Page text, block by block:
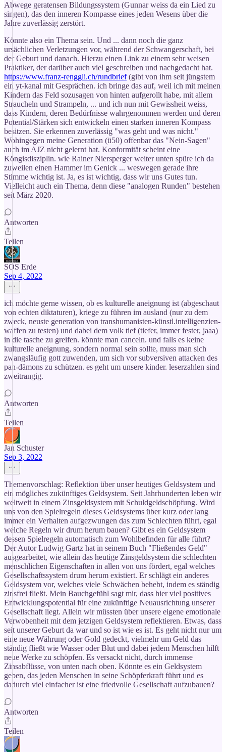
Abwege geratensen Bildungssystem (Gunnar weiss da ein Lied zu
singen), das den inneren Kompasse eines jeden Wesens über die
Jahre zuverlässig zerstört.
Könnte also ein Thema sein. Und ... dann noch die ganz
ursächlichen Verletzungen vor, während der Schwangerschaft, bei
der Geburt und danach. Hierzu einen Link zu einem sehr weisen
Praktiker, der darüber auch viel geschreiben und nachgedacht hat.
https://www.franz-renggli.ch/rundbrief(gibt von ihm seit jüngstem
ein yt-kanal mit Gesprächen. ich bringe das auf, weil ich mit meinen
Kindern das Feld sozusagen von hinten aufgerollt habe, mit allem
Straucheln und Strampeln, ... und ich nun mit Gewissheit weiss,
dass Kindern, deren Bedürfnisse wahrgenommen werden und deren
Potential/Stärken sich entwickeln einen starken inneren Kompass
besitzen. Sie erkennen zuverlässig "was geht und was nicht."
Wohingegen meine Generation (ü50) offenbar das "Nein-Sagen"
auch im AJZ nicht gelernt hat. Konformität scheint eine
Köngisdisziplin. wie Rainer Niersperger weiter unten spüre ich da
zuweilen einen Hammer im Genick ... weswegen gerade ihre
Stimme wichtig ist. Ja, es ist wichtig, dass wir uns Gutes tun.
Vielleicht auch ein Thema, denn diese "analogen Runden" bestehen
seit März 2020.
Antworten
Teilen
SOS Erde
Sep 4, 2022
ich möchte gerne wissen, ob es kulturelle aneignung ist (abgeschaut
von echten diktaturen), kriege zu führen im ausland (nur zu dem
zweck, neuste generation von transhumanisten-künstl.intelligenzien-
waffen zu testen) und dabei dem volk tief (tiefer, immer fester, jaaa)
in die tasche zu greifen. könnte man canceln. und falls es keine
kulturelle aneignung, sondern normal sein sollte, muss man sich
zwangsläufig gott zuwenden, um sich vor subversiven attacken des
pan-dämons zu schützen. es geht um unsere kinder. leserzahlen sind
zweitrangig.
Antworten
Teilen
Jan Schuster
Sep 3, 2022
Themenvorschlag: Reflektion über unser heutiges Geldsystem und
ein mögliches zukünftiges Geldsystem. Seit Jahrhunderten leben wir
weltweit in einem Zinsgeldsystem mit Schuldgeldschöpfung. Wird
uns von den Spielregeln dieses Geldsystems über kurz oder lang
immer ein Verhalten aufgezwungen das zum Schlechten führt, egal
welche Regeln wir drum herum bauen? Gibt es ein Geldsystem
dessen Spielregeln automatisch zum Wohlbefinden für alle führt?
Der Autor Ludwig Gartz hat in seinem Buch "Fließendes Geld"
ausgearbeitet, wie allein das heutige Zinsgeldsystem die schlechten
menschlichen Eigenschaften in allen von uns fördert, egal welches
Gesellschaftssystem drum herum existiert. Er schlägt ein anderes
Geldsystem vor, welches viele Schwächen behebt, indem es ständig
zinsfrei fließt. Mein Bauchgefühl sagt mir, dass hier viel positives
Entwicklungspotential für eine zukünftige Neuausrichtung unserer
Gesellschaft liegt. Allein wir müssten über unsere eigene emotionale
Verwobenheit mit dem jetzigen Geldsystem reflektieren. Etwas, dass
seit unserer Geburt da war und so ist wie es ist. Es geht nicht nur um
eine neue Währung oder Gold gedeckt, vielmehr um Geld das
ständig fließt wie Wasser oder Blut und dabei jedem Menschen hilft
neue Werke zu schöpfen. Es versackt nicht, durch immense
Zinsabflüsse, von unten nach oben. Könnte es ein Geldsystem
geben, das jeden Menschen in seine Schöpferkraft führt und es
dadurch viel einfacher ist eine friedvolle Gesellschaft aufzubauen?
Antworten
Teilen